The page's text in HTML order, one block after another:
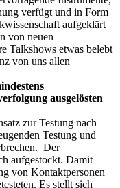
verfügt und in Form
aufgeklärt
von neuen
Talkshows etwas belebt
von uns allen
ausgelösten
zur Testung nach
Testung und
Der
aufgestockt. Damit
von Kontaktpersonen
Es stellt sich